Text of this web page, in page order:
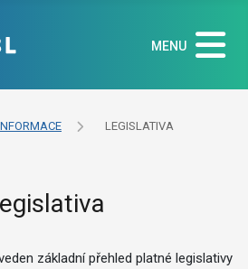
MENU
LEGISLATIVA
základní přehled platné legislativy